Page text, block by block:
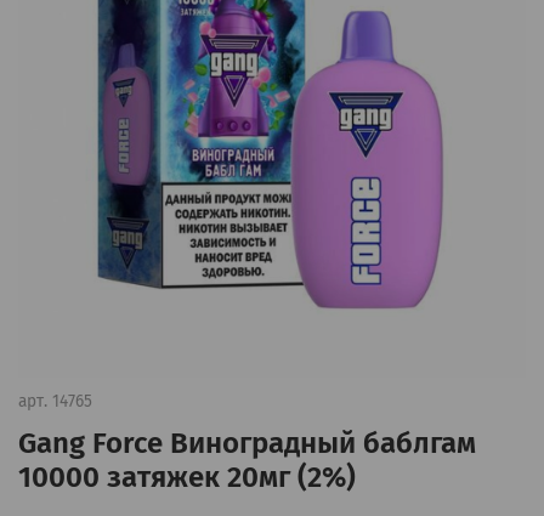
арт. 14765
Gang Force Виноградный баблгам
10000 затяжек 20мг (2%)